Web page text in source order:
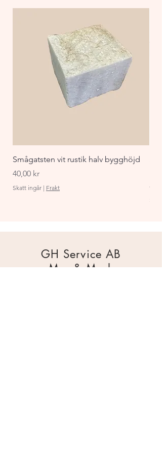
och halvstensformat och i två
Smågatsten vit rustik halv bygghöjd
Pris
40,00 kr
Skatt ingår | Frakt
Pris
GH Service AB
Mur & Mark